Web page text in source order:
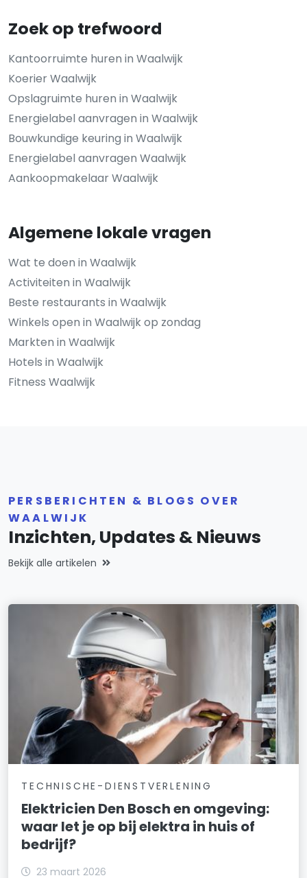
Zoek op trefwoord
Kantoorruimte huren in Waalwijk
Koerier Waalwijk
Opslagruimte huren in Waalwijk
Energielabel aanvragen in Waalwijk
Bouwkundige keuring in Waalwijk
Energielabel aanvragen Waalwijk
Aankoopmakelaar Waalwijk
Algemene lokale vragen
Wat te doen in Waalwijk
Activiteiten in Waalwijk
Beste restaurants in Waalwijk
Winkels open in Waalwijk op zondag
Markten in Waalwijk
Hotels in Waalwijk
Fitness Waalwijk
PERSBERICHTEN & BLOGS OVER
WAALWIJK
Inzichten, Updates & Nieuws
Bekijk alle artikelen
TECHNISCHE-DIENSTVERLENING
Elektricien Den Bosch en omgeving:
waar let je op bij elektra in huis of
bedrijf?
23 maart 2026